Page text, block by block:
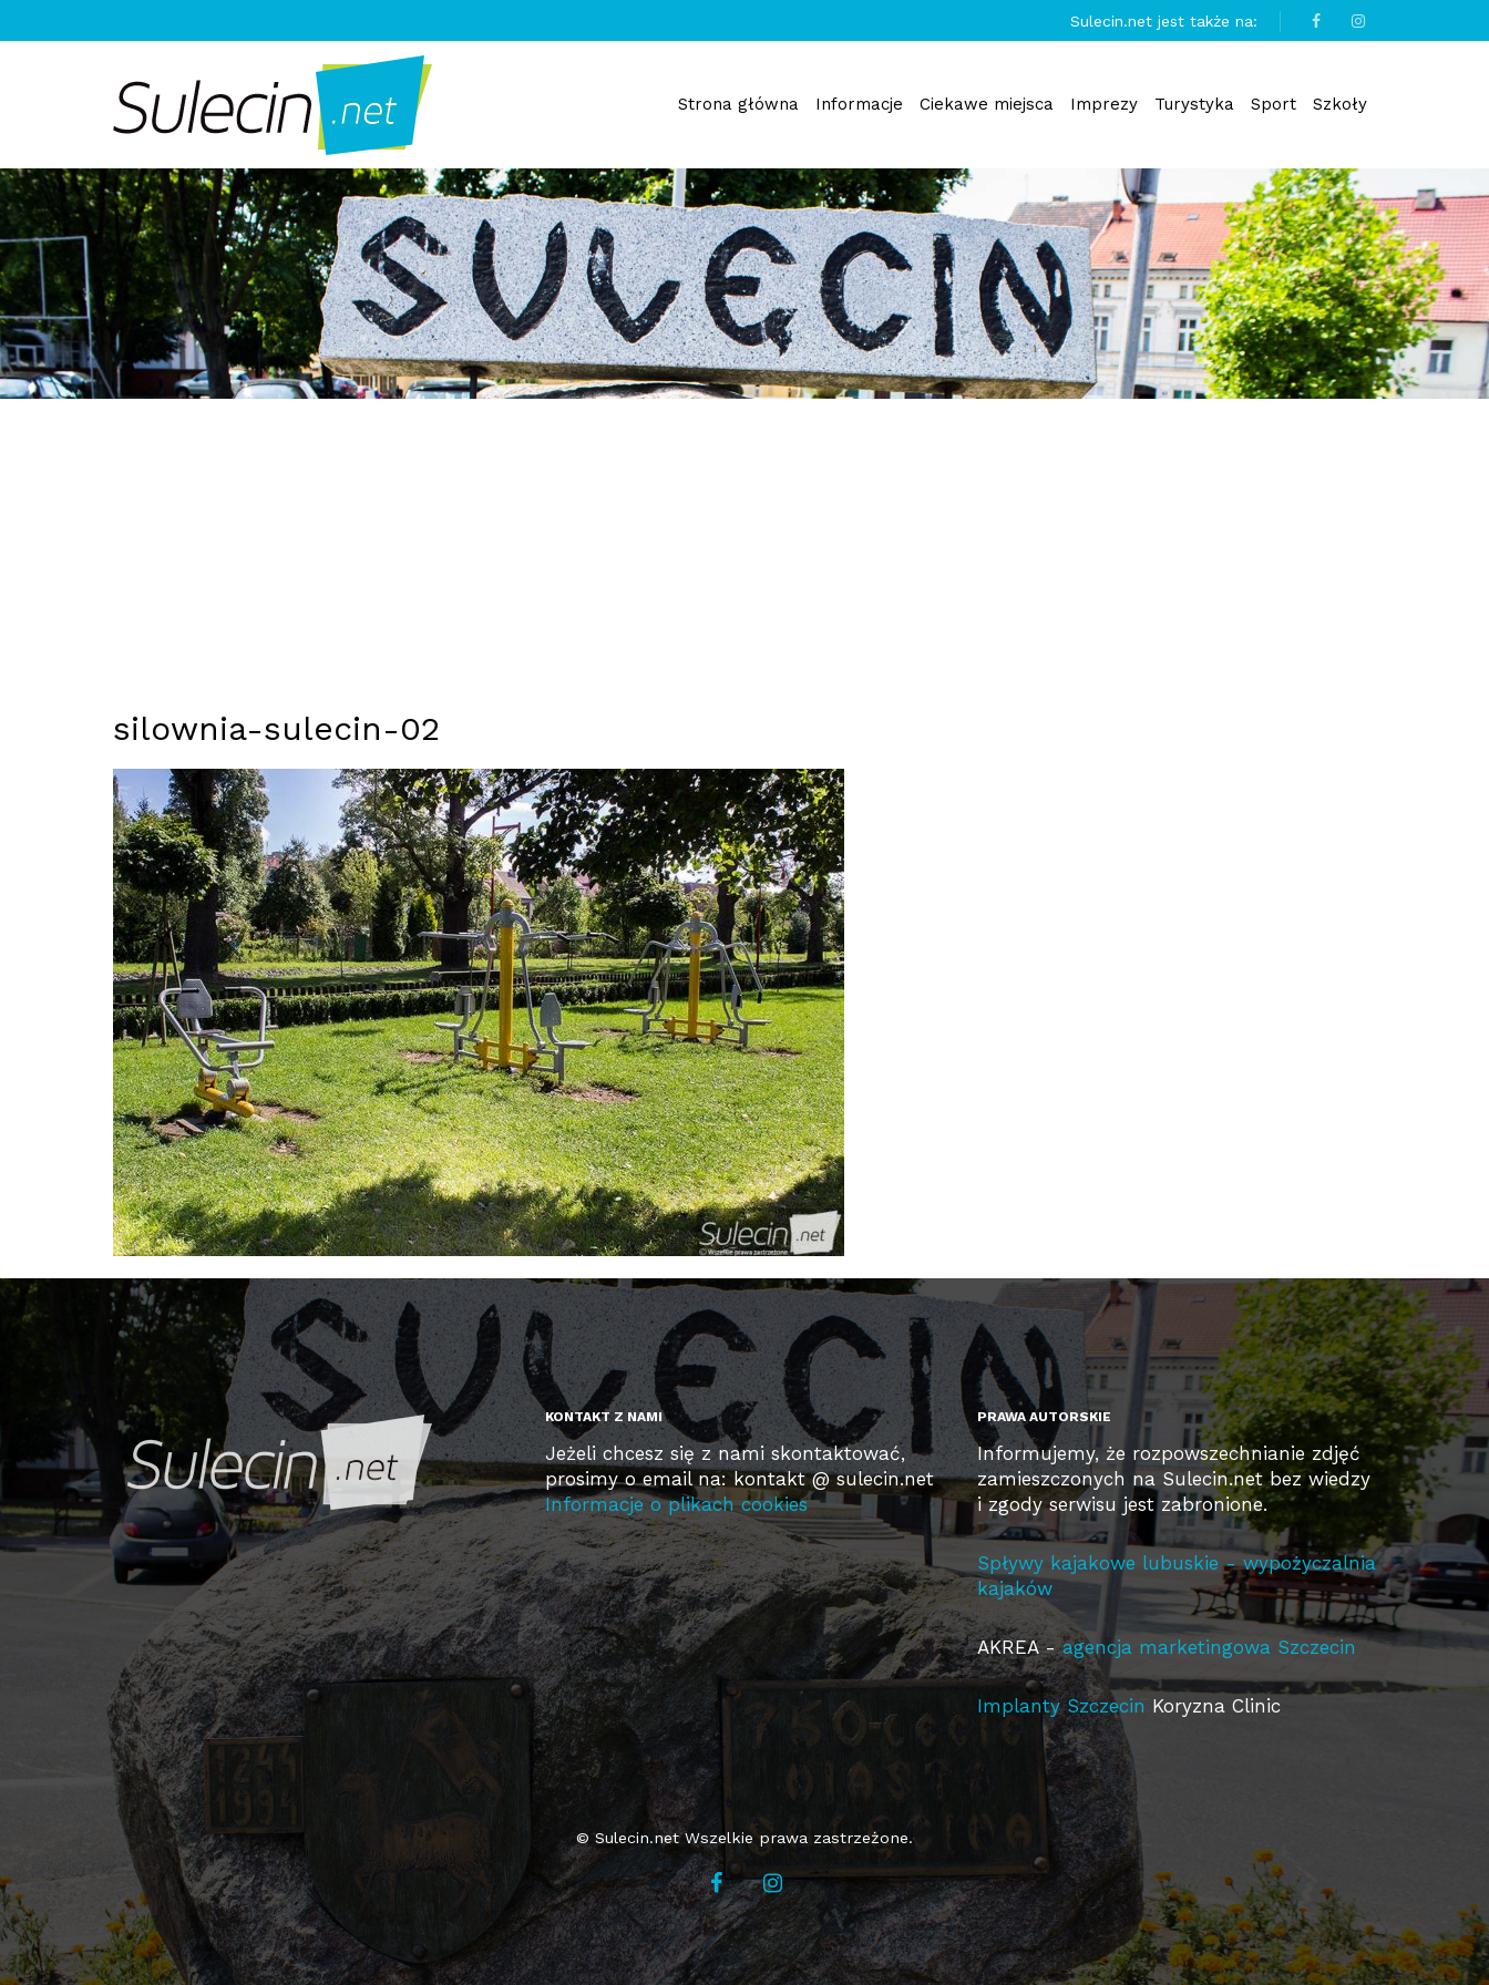
Sulecin.net jest także na:
Strona główna Informacje Ciekawe miejsca Imprezy Turystyka Sport Szkoły
silownia-sulecin-02
KONTAKT Z NAMI
Jeżeli chcesz się z nami skontaktować,
prosimy o email na: kontakt @ sulecin.net
Informacje o plikach cookies
PRAWA AUTORSKIE
Informujemy, że rozpowszechnianie zdjęć
zamieszczonych na Sulecin.net bez wiedzy
i zgody serwisu jest zabronione.
Spływy kajakowe lubuskie - wypożyczalnia
kajaków
AKREA -agencja marketingowa Szczecin
Implanty Szczecin Koryzna Clinic
© Sulecin.net Wszelkie prawa zastrzeżone.